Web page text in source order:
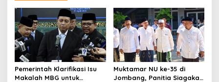
Pemerintah Klarifikasi Isu
Makalah MBG untuk
Muktamar NU ke-35 di
Jombang, Panitia Siagakan